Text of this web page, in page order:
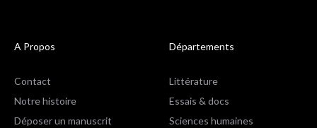
A Propos
Contact
Notre histoire
Déposer un manuscrit
Départements
Littérature
Essais & docs
Sciences humaines